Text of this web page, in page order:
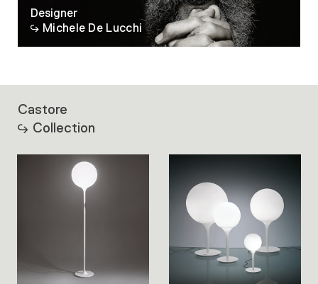
Designer
Michele De Lucchi
Castore
Collection